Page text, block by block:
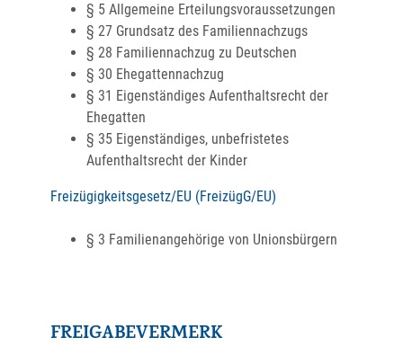
§ 5 Allgemeine Erteilungsvoraussetzungen
§ 27 Grundsatz des Familiennachzugs
§ 28 Familiennachzug zu Deutschen
§ 30 Ehegattennachzug
§ 31 Eigenständiges Aufenthaltsrecht der
Ehegatten
§ 35 Eigenständiges, unbefristetes
Aufenthaltsrecht der Kinder
Freizügigkeitsgesetz/EU (FreizügG/EU)
§ 3 Familienangehörige von Unionsbürgern
FREIGABEVERMERK